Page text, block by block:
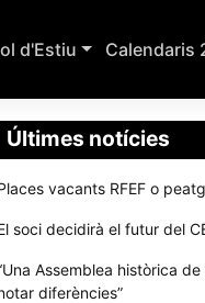
d'Estiu Calendaris
Últimes notícies
vacants RFEF o
soci decidirà el futur del
Assemblea històrica
diferències”